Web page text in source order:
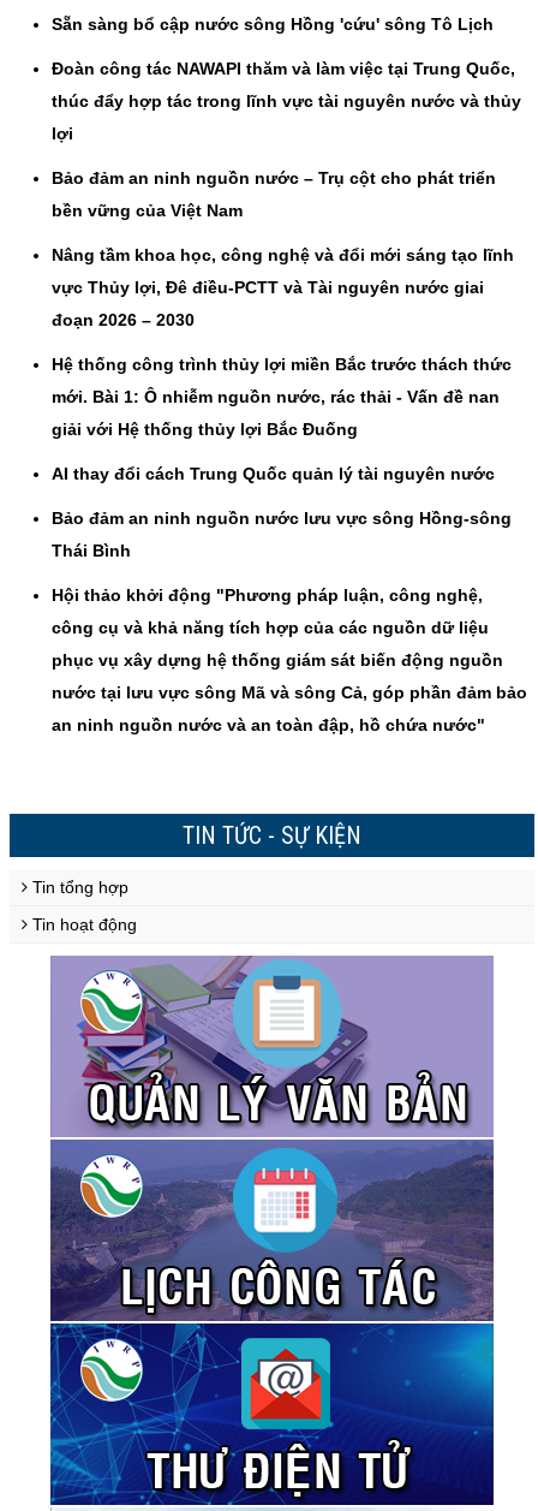
Sẵn sàng bổ cập nước sông Hồng 'cứu' sông Tô Lịch
Đoàn công tác NAWAPI thăm và làm việc tại Trung Quốc,
thúc đẩy hợp tác trong lĩnh vực tài nguyên nước và thủy
lợi
Bảo đảm an ninh nguồn nước – Trụ cột cho phát triển
bền vững của Việt Nam
Nâng tầm khoa học, công nghệ và đổi mới sáng tạo lĩnh
vực Thủy lợi, Đê điều-PCTT và Tài nguyên nước giai
đoạn 2026 – 2030
Hệ thống công trình thủy lợi miền Bắc trước thách thức
mới. Bài 1: Ô nhiễm nguồn nước, rác thải - Vấn đề nan
giải với Hệ thống thủy lợi Bắc Đuống
AI thay đổi cách Trung Quốc quản lý tài nguyên nước
Bảo đảm an ninh nguồn nước lưu vực sông Hồng-sông
Thái Bình
Hội thảo khởi động "Phương pháp luận, công nghệ,
công cụ và khả năng tích hợp của các nguồn dữ liệu
phục vụ xây dựng hệ thống giám sát biến động nguồn
nước tại lưu vực sông Mã và sông Cả, góp phần đảm bảo
an ninh nguồn nước và an toàn đập, hồ chứa nước"
TIN TỨC - SỰ KIỆN
Tin tổng hợp
Tin hoạt động